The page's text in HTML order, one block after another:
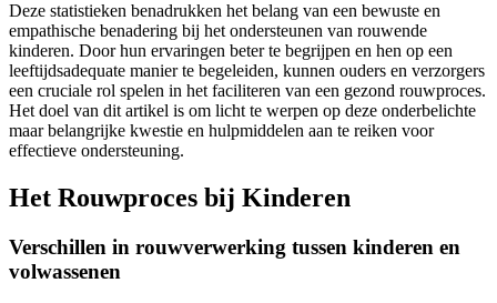
Deze statistieken benadrukken het belang van een bewuste en
empathische benadering bij het ondersteunen van rouwende
kinderen. Door hun ervaringen beter te begrijpen en hen op een
leeftijdsadequate manier te begeleiden, kunnen ouders en verzorgers
een cruciale rol spelen in het faciliteren van een gezond rouwproces.
Het doel van dit artikel is om licht te werpen op deze onderbelichte
maar belangrijke kwestie en hulpmiddelen aan te reiken voor
effectieve ondersteuning.
Het Rouwproces bij Kinderen
Verschillen in rouwverwerking tussen kinderen en
volwassenen